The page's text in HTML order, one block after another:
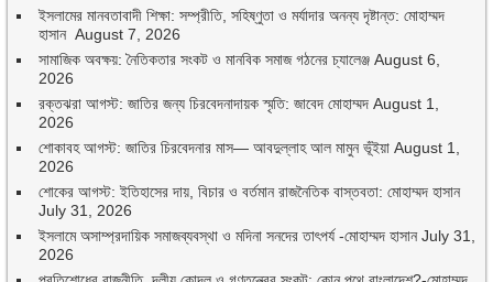
ইসলামের মানবতাবাদী শিক্ষা: সম্প্রীতি, সহিষ্ণুতা ও মর্যাদার অনন্য দৃষ্টান্ত: মোহাম্মদ
হাসান August 7, 2026
সামাজিক অবক্ষয়: নৈতিকতার সংকট ও মানবিক সমাজ গঠনের চ্যালেঞ্জ August 6,
2026
রক্তঝরা আগস্ট: জাতির জন্য চিরবেদনাদায়ক স্মৃতি: জাবেদ মোহাম্মদ August 1,
2026
শোকাবহ আগস্ট: জাতির চিরবেদনার মাস— আবদুল্লাহ আল মামুন ভূঁইয়া August 1,
2026
শোকের আগস্ট: ইতিহাসের দায়, বিচার ও বর্তমান রাজনৈতিক বাস্তবতা: মোহাম্মদ হাসান
July 31, 2026
ইসলামে অসাম্প্রদায়িক সমাজব্যবস্থা ও মদিনা সনদের তাৎপর্য -মোহাম্মদ হাসান July 31,
2026